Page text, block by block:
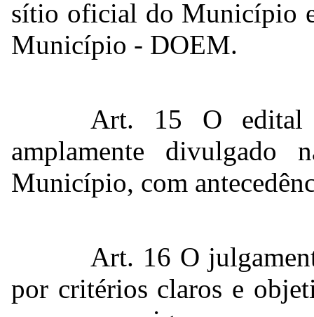
sítio oficial do Município
Município - DOEM.
Art. 15 O edital
amplamente
Município, com
Art. 16 O
por critérios claros e